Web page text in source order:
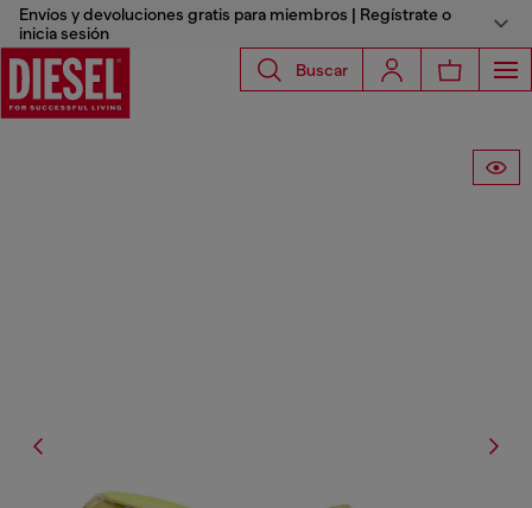
Envíos y devoluciones gratis para miembros | Regístrate o
inicia sesión
Buscar